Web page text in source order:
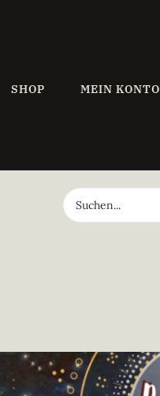
SHOP MEIN KONTO
Suche
nach: